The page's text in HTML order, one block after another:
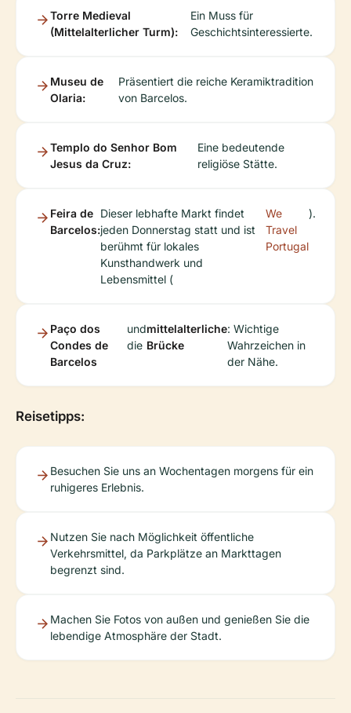
Torre Medieval
(Mittelalterlicher Turm):
Ein Muss für
Geschichtsinteressierte.
Museu de
Olaria:
Präsentiert die reiche Keramiktradition
von Barcelos.
Templo do Senhor Bom
Jesus da Cruz:
Eine bedeutende
religiöse Stätte.
Feira de
Barcelos:
Dieser lebhafte Markt findet
jeden Donnerstag statt und ist
berühmt für lokales
Kunsthandwerk und
Lebensmittel (
We
Travel
Portugal
).
Paço dos
Condes de
Barcelos
und
die
mittelalterliche
Brücke
: Wichtige
Wahrzeichen in
der Nähe.
Reisetipps:
Besuchen Sie uns an Wochentagen morgens für ein
ruhigeres Erlebnis.
Nutzen Sie nach Möglichkeit öffentliche
Verkehrsmittel, da Parkplätze an Markttagen
begrenzt sind.
Machen Sie Fotos von außen und genießen Sie die
lebendige Atmosphäre der Stadt.